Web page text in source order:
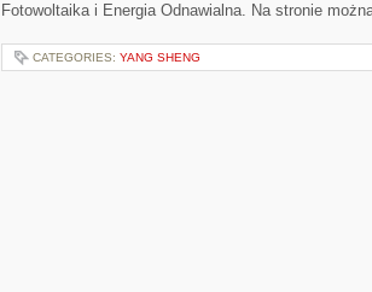
Fotowoltaika i Energia Odnawialna. Na stronie
CATEGORIES: YANG SHENG